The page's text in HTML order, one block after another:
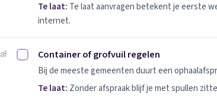
Te laat: Te laat aanvragen betekent je eerste
internet.
Container of grofvuil regelen afvinken
Container of grofvuil regelen
Bij de meeste gemeenten duurt een
Te laat: Zonder afspraak blijf je met spullen